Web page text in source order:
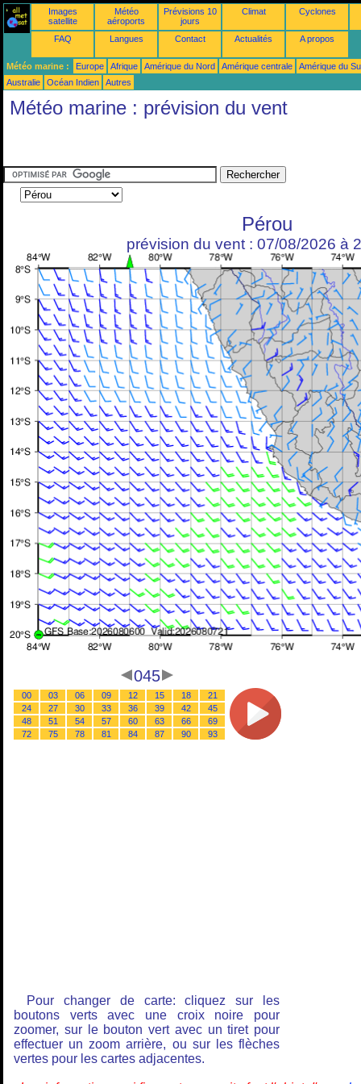
Images
satellite
Météo
aéroports
Prévisions 10
jours
Climat Cyclones
FAQ Langues Contact Actualités A propos
Météo marine : Europe Afrique Amérique du Nord Amérique centrale
Amérique du
Australie
Océan Indien Autres
Météo marine : prévision du vent
Pérou
prévision du vent : 07/08/2026 à
045
00 03 06 09 12 15 18
21
24
27 30 33 36 39 42
45
48
51 54 57 60 63 66
69
72
75 78 81 84 87 90 93
Pour changer de carte: cliquez sur les
boutons verts avec une croix noire pour
zoomer, sur le bouton vert avec un tiret pour
effectuer un zoom arrière, ou sur les flèches
vertes pour les cartes adjacentes.